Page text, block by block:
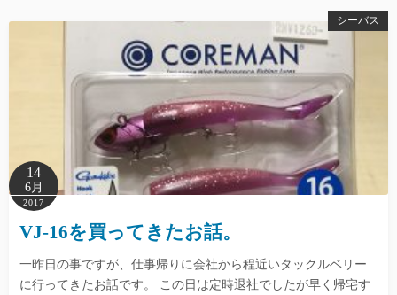
シーバス
14
6月
2017
VJ-16を買ってきたお話。
一昨日の事ですが、仕事帰りに会社から程近いタックルベリー
に行ってきたお話です。 この日は定時退社でしたが早く帰宅す